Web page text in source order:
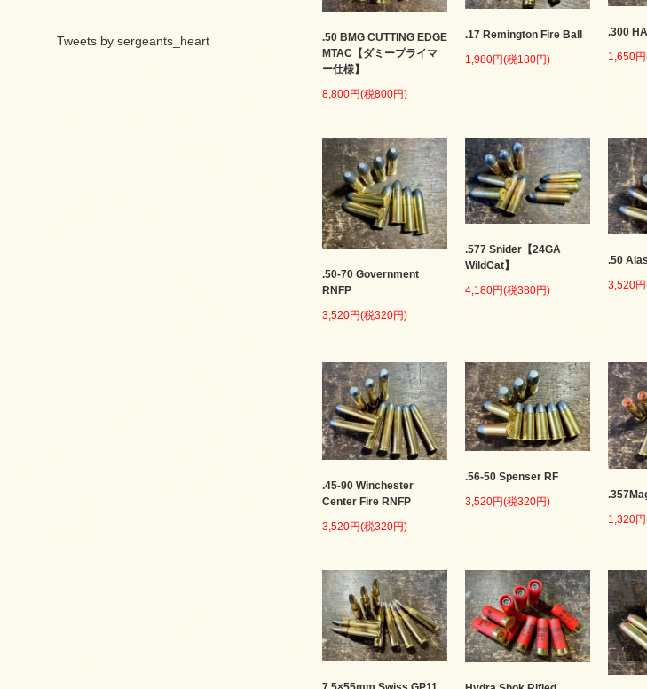
Tweets by sergeants_heart
.50 BMG CUTTING EDGE
MTAC【ダミープライマ
ー仕様】
8,800円(税800円)
.17 Remington Fire Ball
1,980円(税180円)
.300
1,650
.50-70 Government
RNFP
3,520円(税320円)
.577 Snider【24GA
WildCat】
4,180円(税380円)
.50
3,520
.45-90 Winchester
Center Fire RNFP
3,520円(税320円)
.56-50 Spenser RF
3,520円(税320円)
1,320